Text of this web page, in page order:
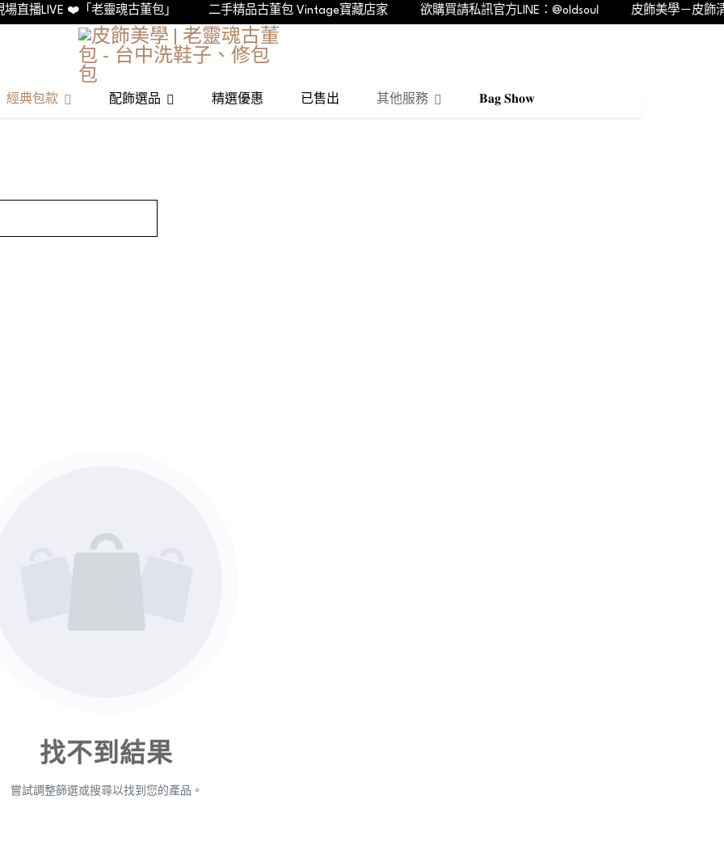
直播LIVE ❤️「老靈魂古董包」 二手精品古董包 Vintage寶藏店家 欲購買請私訊官方LINE：@oldsoul 皮飾美學－皮飾清
經典包款 配飾選品 精選優惠 已售出 其他服務 𝐁𝐚𝐠 𝐒𝐡𝐨𝐰
找不到結果
嘗試調整篩選或搜尋以找到您的產品。